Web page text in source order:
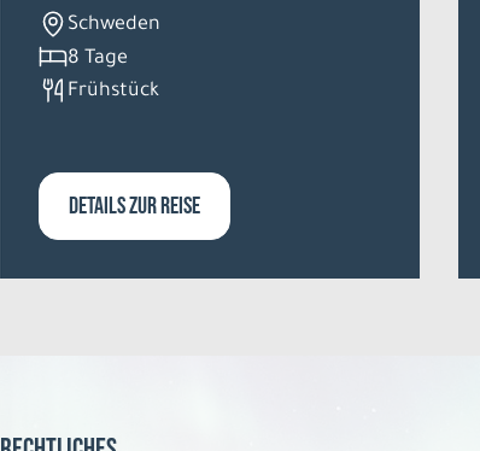
Schweden
8 Tage
Frühstück
DETAILS ZUR REISE